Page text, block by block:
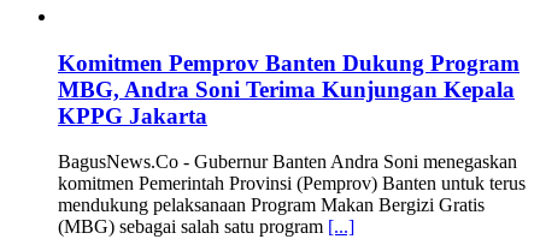
Komitmen Pemprov Banten Dukung Program
MBG, Andra Soni Terima Kunjungan Kepala
KPPG Jakarta
BagusNews.Co - Gubernur Banten Andra Soni menegaskan
komitmen Pemerintah Provinsi (Pemprov) Banten untuk terus
mendukung pelaksanaan Program Makan Bergizi Gratis
(MBG) sebagai salah satu program [...]